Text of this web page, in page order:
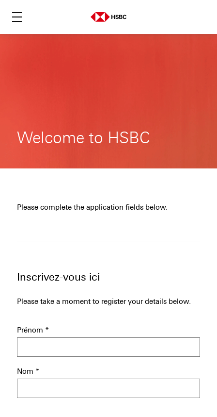
Welcome to HSBC
Please complete the application fields below.
Inscrivez-vous ici
Please take a moment to register your details below.
Prénom *
Nom *